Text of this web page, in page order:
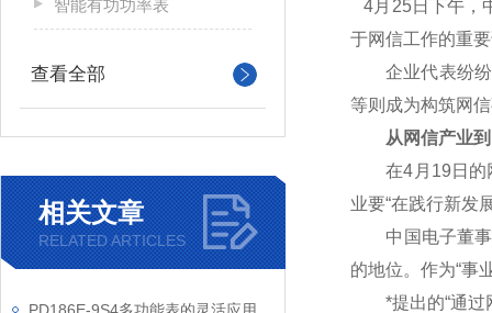
智能有功功率表
查看全部
相关文章
RELATED ARTICLES
4月25日下午，
于网信工作的重
企业代表纷纷表
等则成为构筑网
从网信产业到
在4月19日的网
业要“在践行新发
中国电子董事长
的地位。作为“事
*提出的“通过网